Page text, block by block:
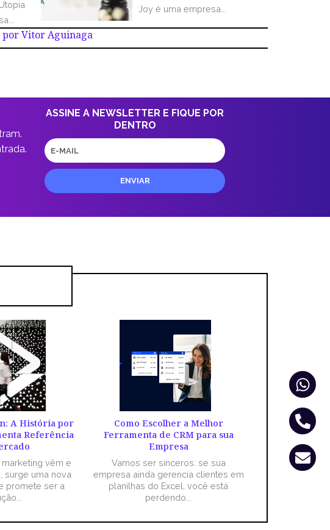
Joy é uma empresa...
por Vitor Aguinaga
ASSINE A NEWSLETTER E FIQUE POR
DENTRO
E-
mail
ENVIAR
A História por
Referência
vêm e
surge uma nova
promete ser a
Como Escolher a Melhor
Ferramenta de CRM para sua
Empresa
Vamos ser sinceros: se sua
empresa ainda gerencia clientes em
planilhas do Excel, você está
perdendo...
alt